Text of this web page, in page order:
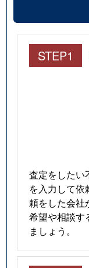
STEP1
査定をしたい
を入力して依
頼をした会社
希望や相談す
ましょう。